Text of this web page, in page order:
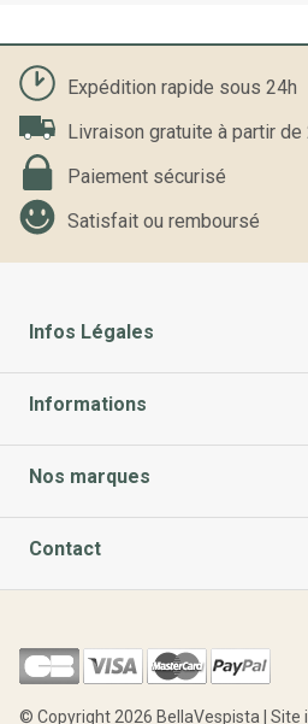
Expédition rapide sous 24h
Livraison gratuite à partir de
Paiement sécurisé
Satisfait ou remboursé
Infos Légales
Informations
Nos marques
Contact
© Copyright 2026 BellaVespista | Site